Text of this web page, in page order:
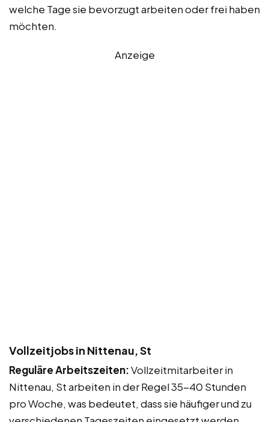
welche Tage sie bevorzugt arbeiten oder frei haben
möchten.
Anzeige
Vollzeitjobs in Nittenau, St
Reguläre Arbeitszeiten:Vollzeitmitarbeiter in
Nittenau, St arbeiten in der Regel 35-40 Stunden
pro Woche, was bedeutet, dass sie häufiger und zu